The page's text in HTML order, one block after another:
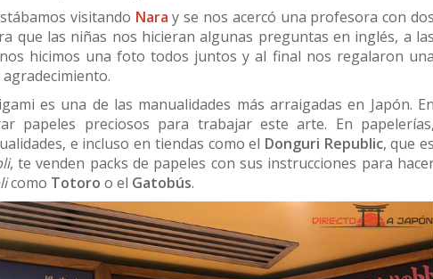
visitando Nara y se nos acercó una profesora con dos
que las niñas nos hicieran algunas preguntas en inglés, a las
hicimos una foto todos juntos y al final nos regalaron una
es una de las manualidades más arraigadas en Japón. En
papeles preciosos para trabajar este arte. En papelerías,
e incluso en tiendas como el Donguri Republic, que es
, te venden packs de papeles con sus instrucciones para
como Totoro o el Gatobús.